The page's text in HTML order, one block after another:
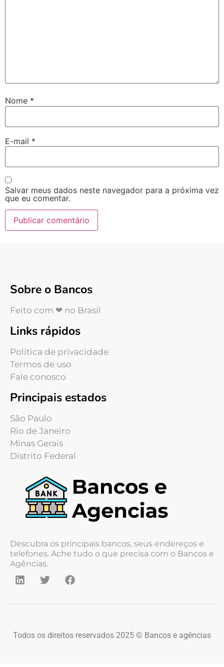
Nome *
E-mail *
Salvar meus dados neste navegador para a próxima vez
que eu comentar.
Sobre o Bancos
Feito com ❤ no Brasil
Links rápidos
Política de privacidade
Termos de uso
Fale conosco
Principais estados
São Paulo
Rio de Janeiro
Minas Gerais
Distrito Federal
Descubra os principais bancos, seus endereços e
telefones. Ache tudo o que precisa com o Bancos e
Agências.
Todos os direitos reservados 2025 © Bancos e agências